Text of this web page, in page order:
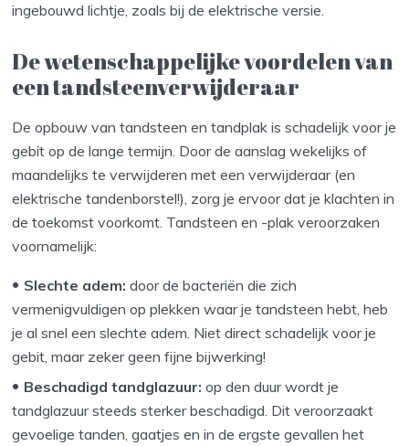
ingebouwd lichtje, zoals bij de elektrische versie.
De wetenschappelijke voordelen van
een tandsteenverwijderaar
De opbouw van tandsteen en tandplak is schadelijk voor je
gebit op de lange termijn. Door de aanslag wekelijks of
maandelijks te verwijderen met een verwijderaar (en
elektrische tandenborstel!), zorg je ervoor dat je klachten in
de toekomst voorkomt. Tandsteen en -plak veroorzaken
voornamelijk:
Slechte adem: door de bacteriën die zich
vermenigvuldigen op plekken waar je tandsteen hebt, heb
je al snel een slechte adem. Niet direct schadelijk voor je
gebit, maar zeker geen fijne bijwerking!
Beschadigd tandglazuur: op den duur wordt je
tandglazuur steeds sterker beschadigd. Dit veroorzaakt
gevoelige tanden, gaatjes en in de ergste gevallen het